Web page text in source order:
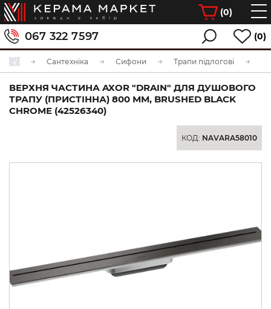
(0)
067 322 7597 (0)
Сантехніка Сифони Трапи підлогові
ВЕРХНЯ ЧАСТИНА AXOR "DRAIN" ДЛЯ ДУШОВОГО
ТРАПУ (ПРИСТІННА) 800 ММ, BRUSHED BLACK
CHROME (42526340)
КОД: NAVARA58010